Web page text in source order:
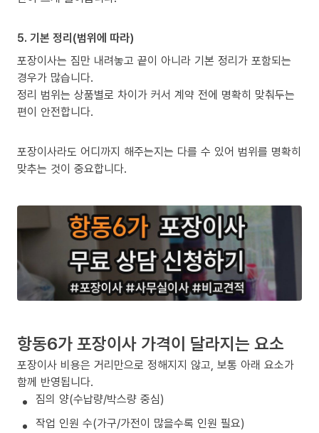
5. 기본 정리(범위에 따라)
포장이사는 짐만 내려놓고 끝이 아니라 기본 정리가 포함되는
경우가 많습니다.
정리 범위는 상품별로 차이가 커서 계약 전에 명확히 맞춰두는
편이 안전합니다.
포장이사라도 어디까지 해주는지는 다를 수 있어 범위를 명확히
맞추는 것이 중요합니다.
항동6가 포장이사 가격이 달라지는 요소
포장이사 비용은 거리만으로 정해지지 않고, 보통 아래 요소가
함께 반영됩니다.
짐의 양(수납량/박스량 중심)
작업 인원 수(가구/가전이 많을수록 인원 필요)